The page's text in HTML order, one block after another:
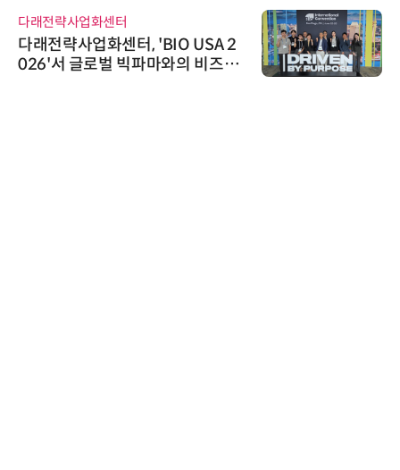
다래전략사업화센터
다래전략사업화센터, 'BIO USA 2
026'서 글로벌 빅파마와의 비즈니